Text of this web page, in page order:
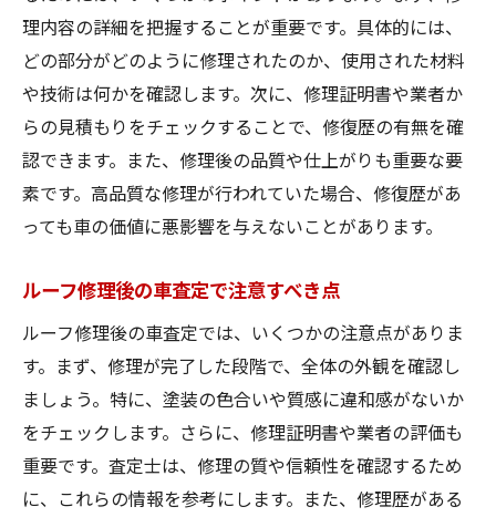
理内容の詳細を把握することが重要です。具体的には、
どの部分がどのように修理されたのか、使用された材料
や技術は何かを確認します。次に、修理証明書や業者か
らの見積もりをチェックすることで、修復歴の有無を確
認できます。また、修理後の品質や仕上がりも重要な要
素です。高品質な修理が行われていた場合、修復歴があ
っても車の価値に悪影響を与えないことがあります。
ルーフ修理後の車査定で注意すべき点
ルーフ修理後の車査定では、いくつかの注意点がありま
す。まず、修理が完了した段階で、全体の外観を確認し
ましょう。特に、塗装の色合いや質感に違和感がないか
をチェックします。さらに、修理証明書や業者の評価も
重要です。査定士は、修理の質や信頼性を確認するため
に、これらの情報を参考にします。また、修理歴がある